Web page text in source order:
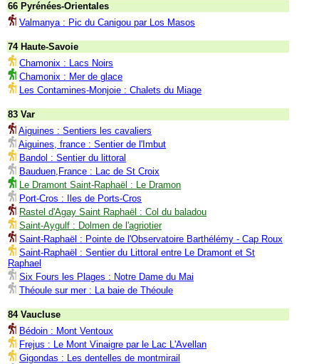
66 Pyrénées-Orientales
Valmanya : Pic du Canigou par Los Masos
74 Haute-Savoie
Chamonix : Lacs Noirs
Chamonix : Mer de glace
Les Contamines-Monjoie : Chalets du Miage
83 Var
Aiguines : Sentiers les cavaliers
Aiguines, france : Sentier de l'Imbut
Bandol : Sentier du littoral
Bauduen,France : Lac de St Croix
Le Dramont Saint-Raphaël : Le Dramon
Port-Cros : Iles de Ports-Cros
Rastel d'Agay Saint Raphaël : Col du baladou
Saint-Aygulf : Dolmen de l'agriotier
Saint-Raphaël : Pointe de l'Observatoire Barthélémy - Cap Roux
Saint-Raphaël : Sentier du Littoral entre Le Dramont et St
Raphael
Six Fours les Plages : Notre Dame du Mai
Théoule sur mer : La baie de Théoule
84 Vaucluse
Bédoin : Mont Ventoux
Frejus : Le Mont Vinaigre par le Lac L'Avellan
Gigondas : Les dentelles de montmirail